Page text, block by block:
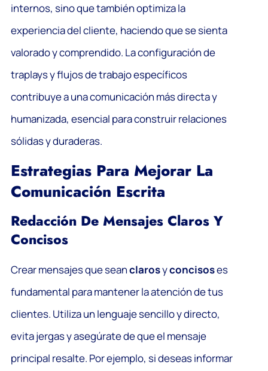
internos, sino que también optimiza la
experiencia del cliente, haciendo que se sienta
valorado y comprendido. La configuración de
traplays y flujos de trabajo específicos
contribuye a una comunicación más directa y
humanizada, esencial para construir relaciones
sólidas y duraderas.
Estrategias Para Mejorar La
Comunicación Escrita
Redacción De Mensajes Claros Y
Concisos
Crear mensajes que seanclarosyconcisoses
fundamental para mantener la atención de tus
clientes. Utiliza un lenguaje sencillo y directo,
evita jergas y asegúrate de que el mensaje
principal resalte. Por ejemplo, si deseas informar